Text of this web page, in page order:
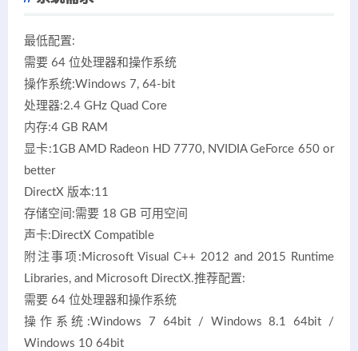
最低配置:
需要 64 位处理器和操作系统
操作系统:Windows 7, 64-bit
处理器:2.4 GHz Quad Core
内存:4 GB RAM
显卡:1GB AMD Radeon HD 7770, NVIDIA GeForce 650 or
better
DirectX 版本:11
存储空间:需要 18 GB 可用空间
声卡:DirectX Compatible
附注事项:Microsoft Visual C++ 2012 and 2015 Runtime
Libraries, and Microsoft DirectX.推荐配置:
需要 64 位处理器和操作系统
操作系统:Windows 7 64bit / Windows 8.1 64bit /
Windows 10 64bit